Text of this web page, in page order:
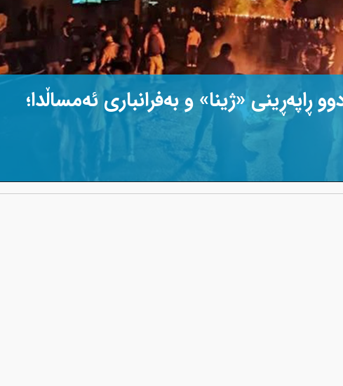
ڕاپەڕینی «ژینا» و بەفرانباری ئەمساڵدا؛